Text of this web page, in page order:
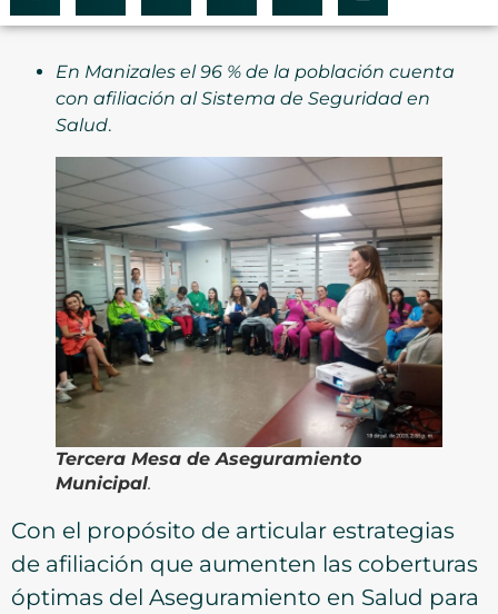
En Manizales el 96 % de la población cuenta
con afiliación al Sistema de Seguridad en
Salud.
Tercera Mesa de Aseguramiento
Municipal.
Con el propósito de articular estrategias
de afiliación que aumenten las coberturas
óptimas del Aseguramiento en Salud para